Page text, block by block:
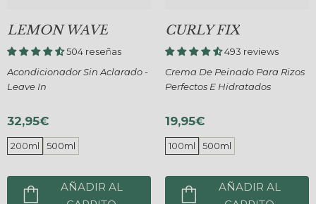
LEMON WAVE
504 reseñas
Acondicionador Sin Aclarado -
Leave In
32,95€
200ml 500ml
AÑADIR AL
CURLY FIX
493 reviews
Crema De Peinado Para Rizos
Perfectos E Hidratados
19,95€
100ml 500ml
AÑADIR AL